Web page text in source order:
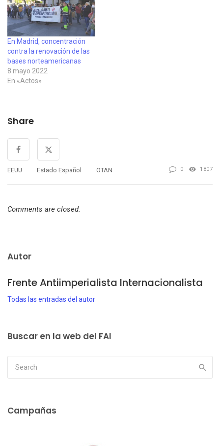
En Madrid, concentración
contra la renovación de las
bases norteamericanas
8 mayo 2022
En «Actos»
Share
EEUU Estado Español OTAN 0 1807
Comments are closed.
Autor
Frente Antiimperialista Internacionalista
Todas las entradas del autor
Buscar en la web del FAI
Campañas